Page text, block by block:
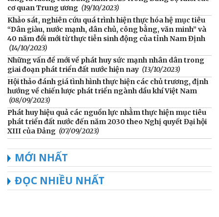
cơ quan Trung ương (19/10/2023)
Khảo sát, nghiên cứu quá trình hiện thực hóa hệ mục tiêu
“Dân giàu, nước mạnh, dân chủ, công bằng, văn minh” và
40 năm đổi mới từ thực tiễn sinh động của tỉnh Nam Định
(14/10/2023)
Những vấn đề mới về phát huy sức mạnh nhân dân trong
giai đoạn phát triển đất nước hiện nay (13/10/2023)
Hội thảo đánh giá tình hình thực hiện các chủ trương, định
hướng về chiến lược phát triển ngành dầu khí Việt Nam
(08/09/2023)
Phát huy hiệu quả các nguồn lực nhằm thực hiện mục tiêu
phát triển đất nước đến năm 2030 theo Nghị quyết Đại hội
XIII của Đảng (07/09/2023)
MỚI NHẤT
ĐỌC NHIỀU NHẤT